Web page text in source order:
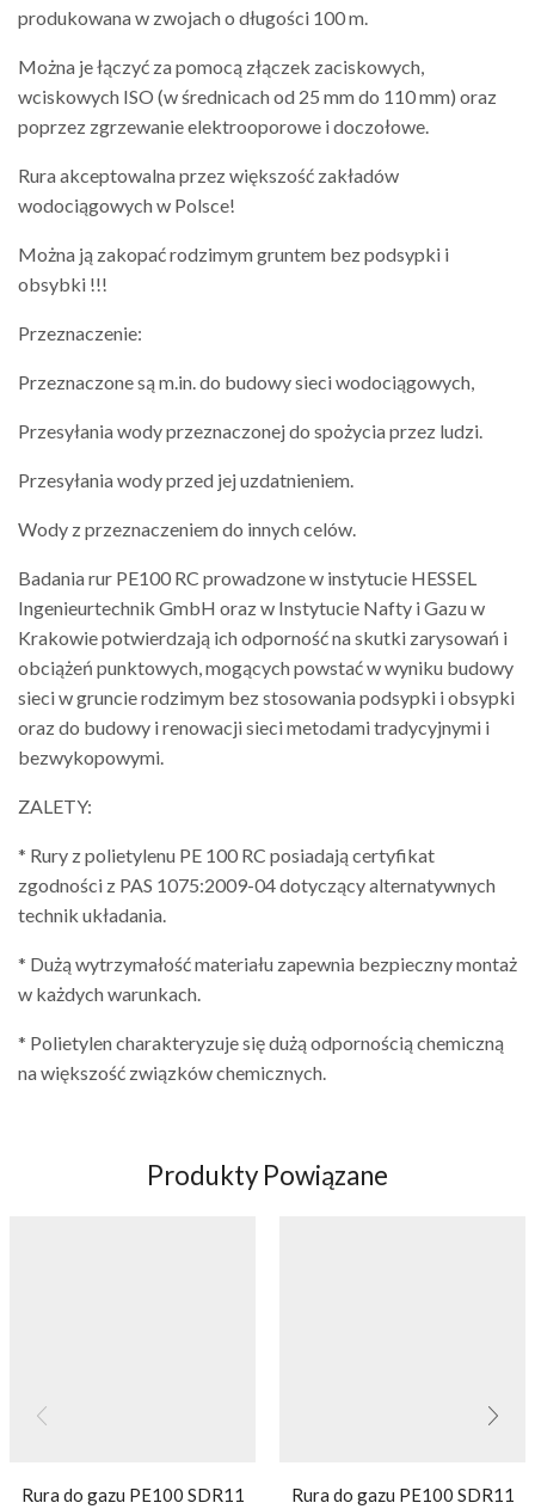
produkowana w zwojach o długości 100 m.
Można je łączyć za pomocą złączek zaciskowych,
wciskowych ISO (w średnicach od 25 mm do 110 mm) oraz
poprzez zgrzewanie elektrooporowe i doczołowe.
Rura akceptowalna przez większość zakładów
wodociągowych w Polsce!
Można ją zakopać rodzimym gruntem bez podsypki i
obsybki !!!
Przeznaczenie:
Przeznaczone są m.in. do budowy sieci wodociągowych,
Przesyłania wody przeznaczonej do spożycia przez ludzi.
Przesyłania wody przed jej uzdatnieniem.
Wody z przeznaczeniem do innych celów.
Badania rur PE100 RC prowadzone w instytucie HESSEL
Ingenieurtechnik GmbH oraz w Instytucie Nafty i Gazu w
Krakowie potwierdzają ich odporność na skutki zarysowań i
obciążeń punktowych, mogących powstać w wyniku budowy
sieci w gruncie rodzimym bez stosowania podsypki i obsypki
oraz do budowy i renowacji sieci metodami tradycyjnymi i
bezwykopowymi.
ZALETY:
* Rury z polietylenu PE 100 RC posiadają certyfikat
zgodności z PAS 1075:2009-04 dotyczący alternatywnych
technik układania.
* Dużą wytrzymałość materiału zapewnia bezpieczny montaż
w każdych warunkach.
* Polietylen charakteryzuje się dużą odpornością chemiczną
na większość związków chemicznych.
Produkty Powiązane
Rura do gazu PE100 SDR11
Rura do gazu PE100 SDR11